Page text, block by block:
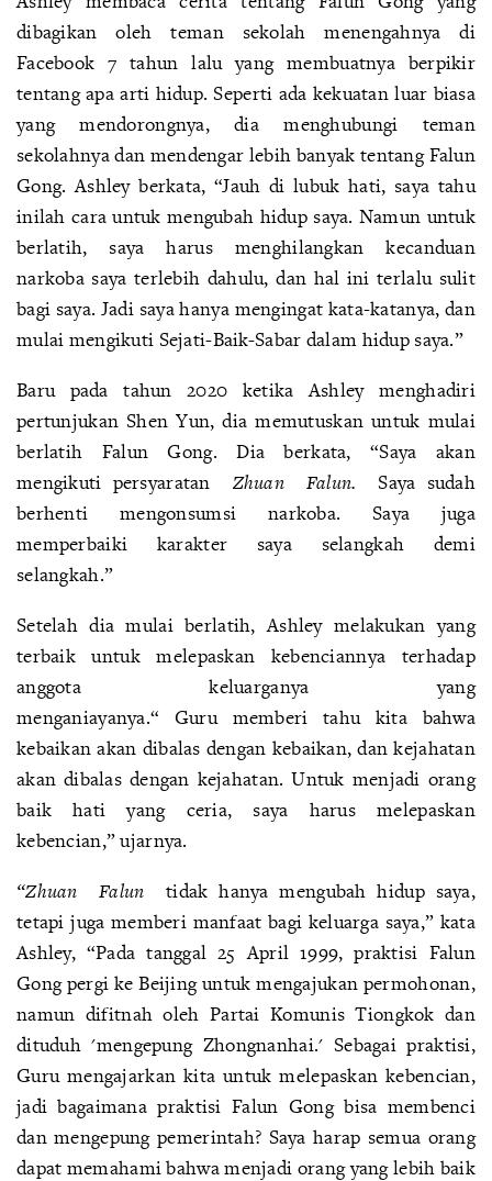
dibagikan oleh teman sekolah menengahnya di
Facebook 7 tahun lalu yang membuatnya berpikir
tentang apa arti hidup. Seperti ada kekuatan luar biasa
yang mendorongnya, dia menghubungi teman
sekolahnya dan mendengar lebih banyak tentang Falun
Gong. Ashley berkata, “Jauh di lubuk hati, saya tahu
inilah cara untuk mengubah hidup saya. Namun untuk
berlatih, saya harus menghilangkan kecanduan
narkoba saya terlebih dahulu, dan hal ini terlalu sulit
bagi saya. Jadi saya hanya mengingat kata-katanya, dan
mulai mengikuti Sejati-Baik-Sabar dalam hidup saya.”
Baru pada tahun 2020 ketika Ashley menghadiri
pertunjukan Shen Yun, dia memutuskan untuk mulai
berlatih Falun Gong. Dia berkata, “Saya akan
mengikuti persyaratan Zhuan Falun. Saya sudah
berhenti mengonsumsi narkoba. Saya juga
memperbaiki karakter saya selangkah demi
selangkah.”
Setelah dia mulai berlatih, Ashley melakukan yang
terbaik untuk melepaskan kebenciannya terhadap
anggota keluarganya yang
menganiayanya.“ Guru memberi tahu kita bahwa
kebaikan akan dibalas dengan kebaikan, dan kejahatan
akan dibalas dengan kejahatan. Untuk menjadi orang
baik hati yang ceria, saya harus melepaskan
kebencian,” ujarnya.
“Zhuan Falun tidak hanya mengubah hidup saya,
tetapi juga memberi manfaat bagi keluarga saya,” kata
Ashley, “Pada tanggal 25 April 1999, praktisi Falun
Gong pergi ke Beijing untuk mengajukan permohonan,
namun difitnah oleh Partai Komunis Tiongkok dan
dituduh 'mengepung Zhongnanhai.' Sebagai praktisi,
Guru mengajarkan kita untuk melepaskan kebencian,
jadi bagaimana praktisi Falun Gong bisa membenci
dan mengepung pemerintah? Saya harap semua orang
dapat memahami bahwa menjadi orang yang lebih baik